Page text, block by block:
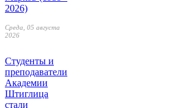
2026)
Среда, 05 августа
2026
Студенты и
преподаватели
Академии
Штиглица
стали